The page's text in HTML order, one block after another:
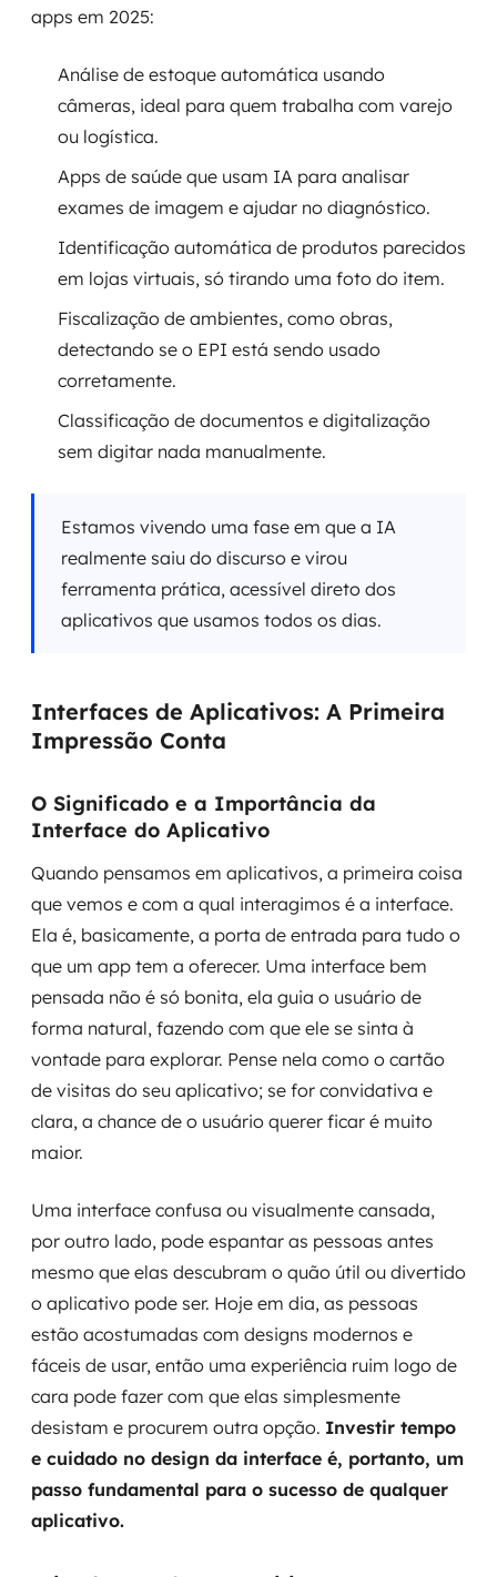
apps em 2025:
Análise de estoque automática usando
câmeras, ideal para quem trabalha com varejo
ou logística.
Apps de saúde que usam IA para analisar
exames de imagem e ajudar no diagnóstico.
Identificação automática de produtos parecidos
em lojas virtuais, só tirando uma foto do item.
Fiscalização de ambientes, como obras,
detectando se o EPI está sendo usado
corretamente.
Classificação de documentos e digitalização
sem digitar nada manualmente.
Estamos vivendo uma fase em que a IA
realmente saiu do discurso e virou
ferramenta prática, acessível direto dos
aplicativos que usamos todos os dias.
Interfaces de Aplicativos: A Primeira
Impressão Conta
O Significado e a Importância da
Interface do Aplicativo
Quando pensamos em aplicativos, a primeira coisa
que vemos e com a qual interagimos é a interface.
Ela é, basicamente, a porta de entrada para tudo o
que um app tem a oferecer. Uma interface bem
pensada não é só bonita, ela guia o usuário de
forma natural, fazendo com que ele se sinta à
vontade para explorar. Pense nela como o cartão
de visitas do seu aplicativo; se for convidativa e
clara, a chance de o usuário querer ficar é muito
maior.
Uma interface confusa ou visualmente cansada,
por outro lado, pode espantar as pessoas antes
mesmo que elas descubram o quão útil ou divertido
o aplicativo pode ser. Hoje em dia, as pessoas
estão acostumadas com designs modernos e
fáceis de usar, então uma experiência ruim logo de
cara pode fazer com que elas simplesmente
desistam e procurem outra opção. Investir tempo
e cuidado no design da interface é, portanto, um
passo fundamental para o sucesso de qualquer
aplicativo.